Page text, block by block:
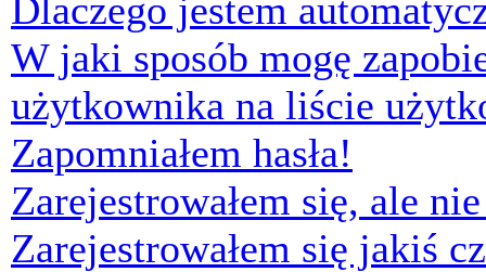
Dlaczego jestem
W jaki sposób mogę
użytkownika na liście
Zapomniałem hasła!
Zarejestrowałem się, ale
Zarejestrowałem się jakiś